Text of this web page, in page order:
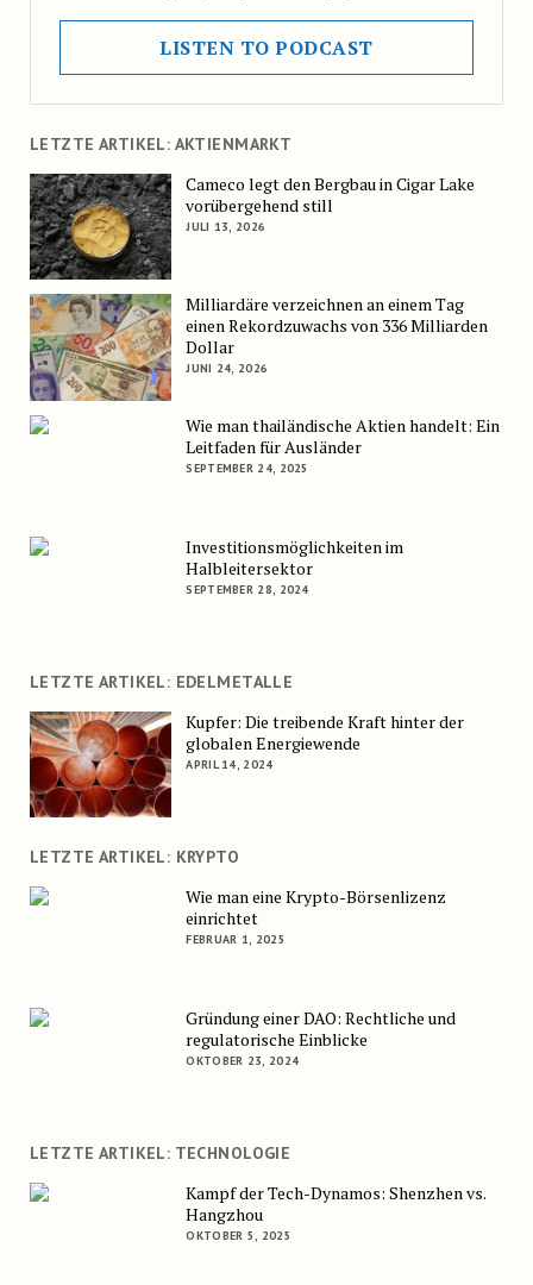
LISTEN TO PODCAST
LETZTE ARTIKEL: AKTIENMARKT
Cameco legt den Bergbau in Cigar Lake
vorübergehend still
JULI 13, 2026
Milliardäre verzeichnen an einem Tag
einen Rekordzuwachs von 336 Milliarden
Dollar
JUNI 24, 2026
Wie man thailändische Aktien handelt: Ein
Leitfaden für Ausländer
SEPTEMBER 24, 2025
Investitionsmöglichkeiten im
Halbleitersektor
SEPTEMBER 28, 2024
LETZTE ARTIKEL: EDELMETALLE
Kupfer: Die treibende Kraft hinter der
globalen Energiewende
APRIL 14, 2024
LETZTE ARTIKEL: KRYPTO
Wie man eine Krypto-Börsenlizenz
einrichtet
FEBRUAR 1, 2025
Gründung einer DAO: Rechtliche und
regulatorische Einblicke
OKTOBER 23, 2024
LETZTE ARTIKEL: TECHNOLOGIE
Kampf der Tech-Dynamos: Shenzhen vs.
Hangzhou
OKTOBER 5, 2025